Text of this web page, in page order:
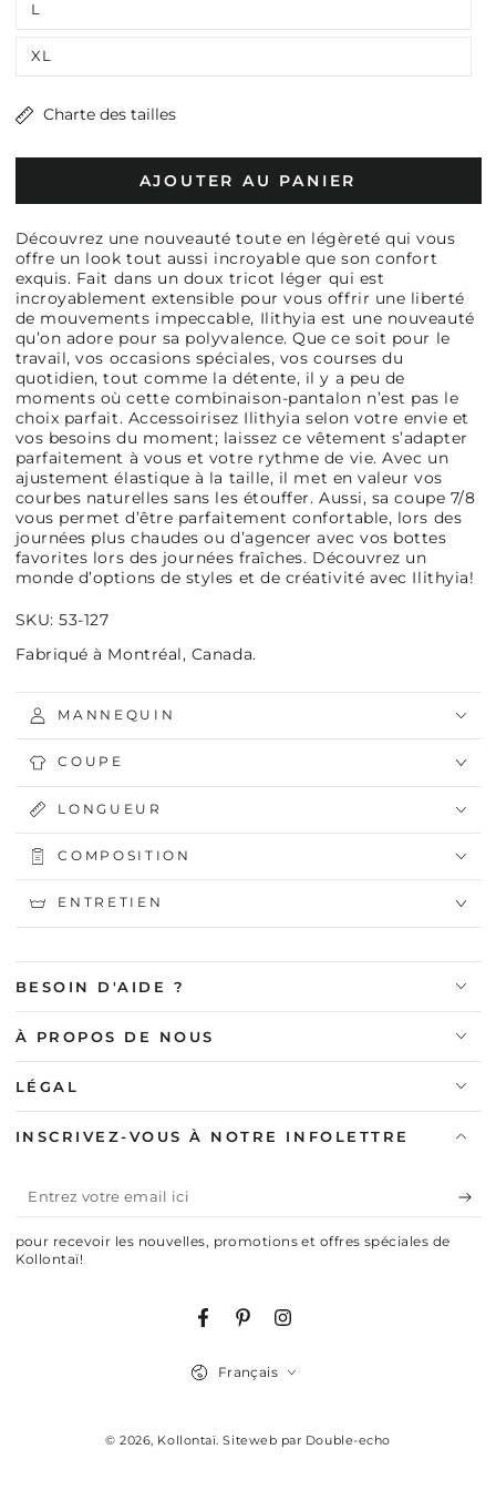
L
XL
Charte des tailles
AJOUTER AU PANIER
Découvrez une nouveauté toute en légèreté qui vous
offre un look tout aussi incroyable que son confort
exquis. Fait dans un doux tricot léger qui est
incroyablement extensible pour vous offrir une liberté
de mouvements impeccable, Ilithyia est une nouveauté
qu’on adore pour sa polyvalence. Que ce soit pour le
travail, vos occasions spéciales, vos courses du
quotidien, tout comme la détente, il y a peu de
moments où cette combinaison-pantalon n’est pas le
choix parfait. Accessoirisez Ilithyia selon votre envie et
vos besoins du moment; laissez ce vêtement s’adapter
parfaitement à vous et votre rythme de vie. Avec un
ajustement élastique à la taille, il met en valeur vos
courbes naturelles sans les étouffer. Aussi, sa coupe 7/8
vous permet d’être parfaitement confortable, lors des
journées plus chaudes ou d’agencer avec vos bottes
favorites lors des journées fraîches. Découvrez un
monde d’options de styles et de créativité avec Ilithyia!
SKU: 53-127
Fabriqué à Montréal, Canada.
MANNEQUIN
COUPE
LONGUEUR
COMPOSITION
ENTRETIEN
BESOIN D'AIDE ?
À PROPOS DE NOUS
LÉGAL
INSCRIVEZ-VOUS À NOTRE INFOLETTRE
Entrez
votre
email
pour recevoir les nouvelles, promotions et offres spéciales de
Kollontaï!
FacebookPinterestInstagram
© 2026, Kollontaï.Siteweb par Double-echo
Français